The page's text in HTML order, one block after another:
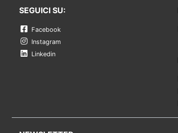
SEGUICI SU:
Facebook
Instagram
Linkedin